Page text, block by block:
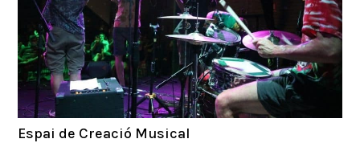
Espai de Creació Musical